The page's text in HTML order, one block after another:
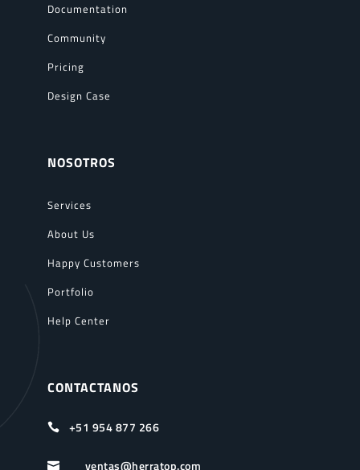
Documentation
Community
Pricing
Design Case
NOSOTROS
Services
About Us
Happy Customers
Portfolio
Help Center
CONTACTANOS
 +51 954 877 266
 ventas@herratop.com